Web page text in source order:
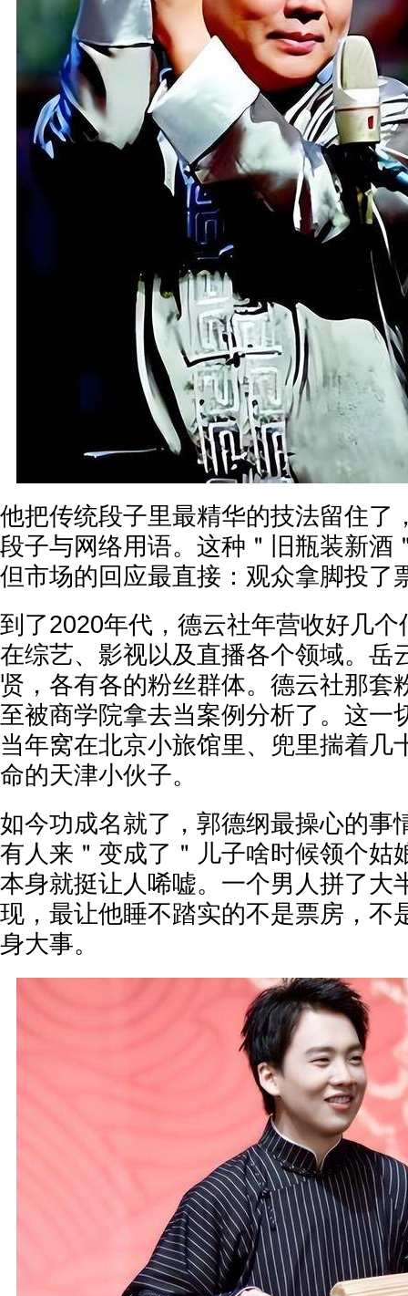
他把传统段子里最精华的技法留住了
段子与网络用语。这种＂旧瓶装新酒
但市场的回应最直接：观众拿脚投了
到了2020年代，德云社年营收好几
在综艺、影视以及直播各个领域。岳
贤，各有各的粉丝群体。德云社那套
至被商学院拿去当案例分析了。这一
当年窝在北京小旅馆里、兜里揣着几
命的天津小伙子。
如今功成名就了，郭德纲最操心的事
有人来＂变成了＂儿子啥时候领个姑
本身就挺让人唏嘘。一个男人拼了大
现，最让他睡不踏实的不是票房，不
身大事。